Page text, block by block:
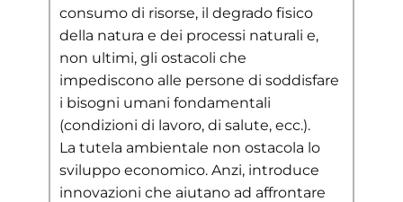
consumo di risorse, il degrado fisico
della natura e dei processi naturali e,
non ultimi, gli ostacoli che
impediscono alle persone di soddisfare
i bisogni umani fondamentali
(condizioni di lavoro, di salute, ecc.).
La tutela ambientale non ostacola lo
sviluppo economico. Anzi, introduce
innovazioni che aiutano ad affrontare